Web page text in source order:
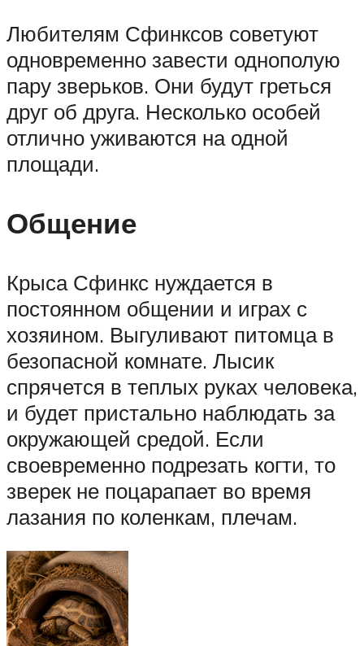
Любителям Сфинксов советуют
одновременно завести однополую
пару зверьков. Они будут греться
друг об друга. Несколько особей
отлично уживаются на одной
площади.
Общение
Крыса Сфинкс нуждается в
постоянном общении и играх с
хозяином. Выгуливают питомца в
безопасной комнате. Лысик
спрячется в теплых руках человека,
и будет пристально наблюдать за
окружающей средой. Если
своевременно подрезать когти, то
зверек не поцарапает во время
лазания по коленкам, плечам.